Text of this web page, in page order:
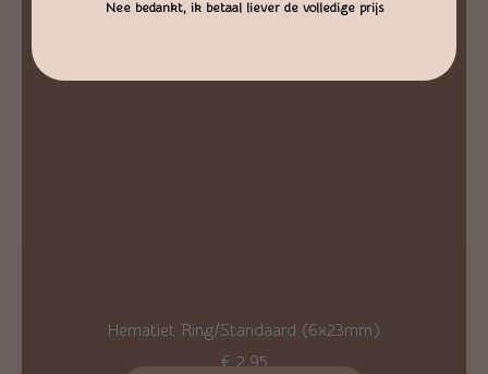
Hematiet Ring/Standaard (6x23mm)
€2,95
Nee bedankt, ik betaal liever de volledige prijs